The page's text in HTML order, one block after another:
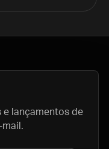
e lançamentos de